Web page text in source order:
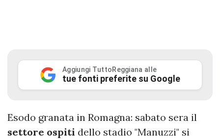
Aggiungi TuttoReggiana alle
tue fonti preferite su Google
Esodo granata in Romagna: sabato sera il
settore ospiti dello stadio "Manuzzi" si